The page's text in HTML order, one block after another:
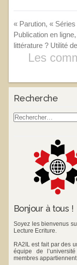
«Parution, «
Publication en
littérature ? Utilité
Les
Recherche
Bonjour à tous !
Soyez les bienvenus
Lecture Ecriture.
RA2IL est fait par des
équipe de
membres